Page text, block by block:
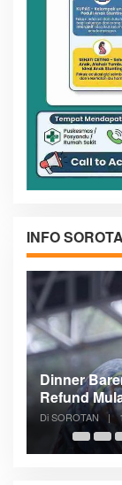
INFO
Dinner
Refund
Di SOROTAN |